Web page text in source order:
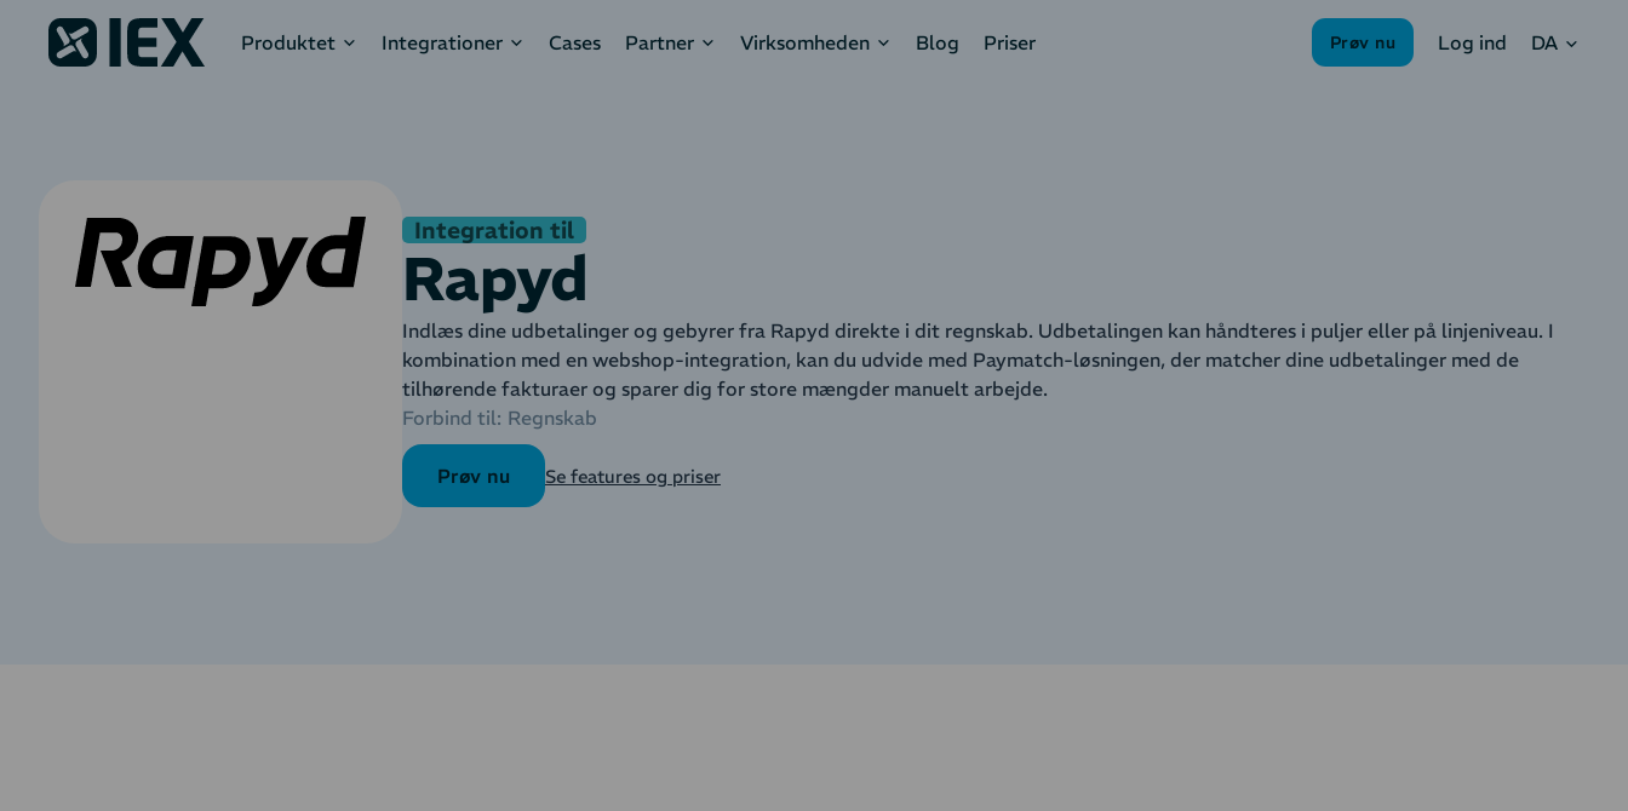
Produktet Integrationer Cases Partner Virksomheden Blog Priser Prøv nu Log ind DA
Integration til
Rapyd
Indlæs dine udbetalinger og gebyrer fra Rapyd direkte i dit regnskab. Udbetalingen kan håndteres i puljer eller på linjeniveau. I
kombination med en webshop-integration, kan du udvide med Paymatch-løsningen, der matcher dine udbetalinger med de
tilhørende fakturaer og sparer dig for store mængder manuelt arbejde.
Forbind til: Regnskab
Prøv nu Se features og priser